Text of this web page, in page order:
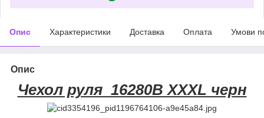
Опис Характеристики Доставка Оплата Умови
Опис
Чехол руля 16280B XХXL черн